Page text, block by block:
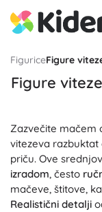
FiguriceFigure
Figure
Zazvečite mačem
vitezeva razbuktat
priču. Ove
izradom, često
mačeve, štitove,
Realistični detalji